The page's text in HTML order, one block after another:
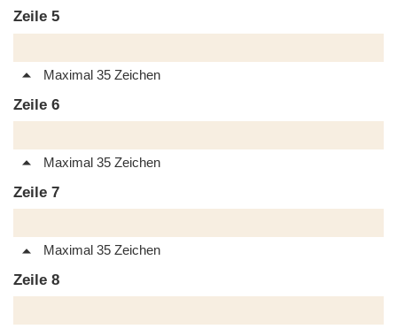
Zeile 5
Maximal 35 Zeichen
Zeile 6
Maximal 35 Zeichen
Zeile 7
Maximal 35 Zeichen
Zeile 8